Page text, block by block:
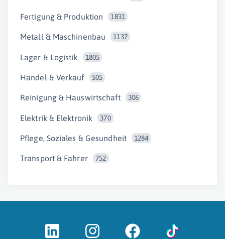
Fertigung & Produktion 1831
Metall & Maschinenbau 1137
Lager & Logistik 1805
Handel & Verkauf 505
Reinigung & Hauswirtschaft 306
Elektrik & Elektronik 370
Pflege, Soziales & Gesundheit 1284
Transport & Fahrer 752